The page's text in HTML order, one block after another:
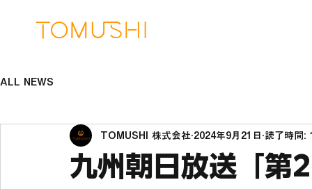
ALL NEWS
九州朝日放送「第
TOMUSHI 株式会社 2024年9月21日 読了時間: